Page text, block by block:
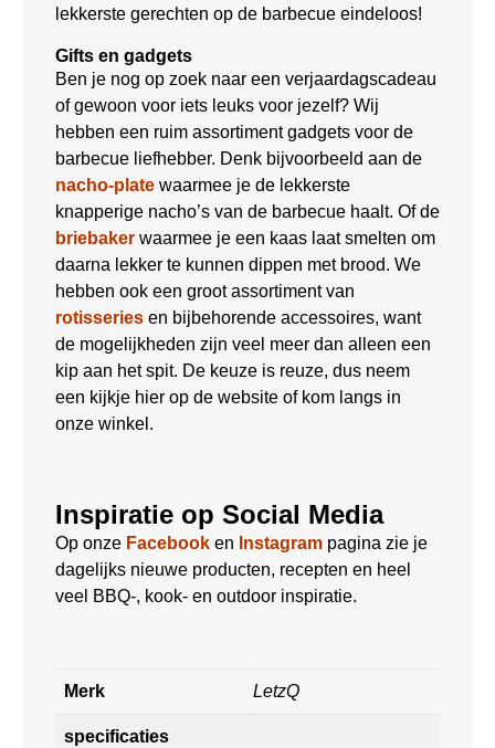
lekkerste gerechten op de barbecue eindeloos!
Gifts en gadgets
Ben je nog op zoek naar een verjaardagscadeau
of gewoon voor iets leuks voor jezelf? Wij
hebben een ruim assortiment gadgets voor de
barbecue liefhebber. Denk bijvoorbeeld aan de
nacho-plate waarmee je de lekkerste
knapperige nacho’s van de barbecue haalt. Of de
briebaker waarmee je een kaas laat smelten om
daarna lekker te kunnen dippen met brood. We
hebben ook een groot assortiment van
rotisseries en bijbehorende accessoires, want
de mogelijkheden zijn veel meer dan alleen een
kip aan het spit. De keuze is reuze, dus neem
een kijkje hier op de website of kom langs in
onze winkel.
Inspiratie op Social Media
Op onze Facebook en Instagram pagina zie je
dagelijks nieuwe producten, recepten en heel
veel BBQ-, kook- en outdoor inspiratie.
Merk LetzQ
specificaties